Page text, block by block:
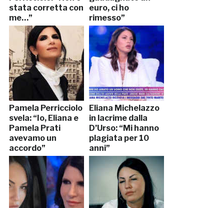
stata corretta con
me…”
euro, ci ho
rimesso”
Pamela Perricciolo
svela: “Io, Eliana e
Pamela Prati
avevamo un
accordo”
Eliana Michelazzo
in lacrime dalla
D’Urso: “Mi hanno
plagiata per 10
anni”